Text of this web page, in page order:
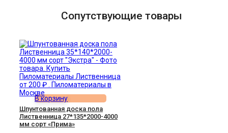
Сопутствующие товары
В корзину
Шпунтованная доска пола
Лиственница 27*135*2000-4000
мм сорт «Прима»